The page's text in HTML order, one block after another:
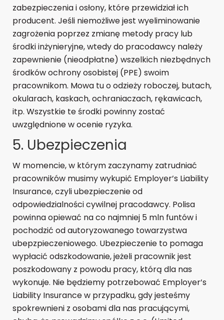
zabezpieczenia i osłony, które przewidział ich
producent. Jeśli niemożliwe jest wyeliminowanie
zagrożenia poprzez zmianę metody pracy lub
środki inżynieryjne, wtedy do pracodawcy należy
zapewnienie (nieodpłatne) wszelkich niezbędnych
środków ochrony osobistej (PPE) swoim
pracownikom. Mowa tu o odzieży roboczej, butach,
okularach, kaskach, ochraniaczach, rękawicach,
itp. Wszystkie te środki powinny zostać
uwzględnione w ocenie ryzyka.
5. Ubezpieczenia
W momencie, w którym zaczynamy zatrudniać
pracowników musimy wykupić Employer’s Liability
Insurance, czyli ubezpieczenie od
odpowiedzialności cywilnej pracodawcy. Polisa
powinna opiewać na co najmniej 5 mln funtów i
pochodzić od autoryzowanego towarzystwa
ubepzpieczeniowego. Ubezpieczenie to pomaga
wypłacić odszkodowanie, jeżeli pracownik jest
poszkodowany z powodu pracy, którą dla nas
wykonuje. Nie będziemy potrzebować Employer’s
Liability Insurance w przypadku, gdy jesteśmy
spokrewnieni z osobami dla nas pracującymi,